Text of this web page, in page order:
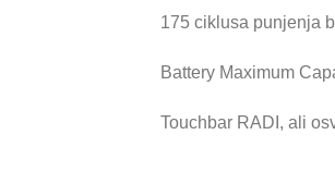
175 ciklusa punjenja
Battery Maximum
Touchbar RADI, ali